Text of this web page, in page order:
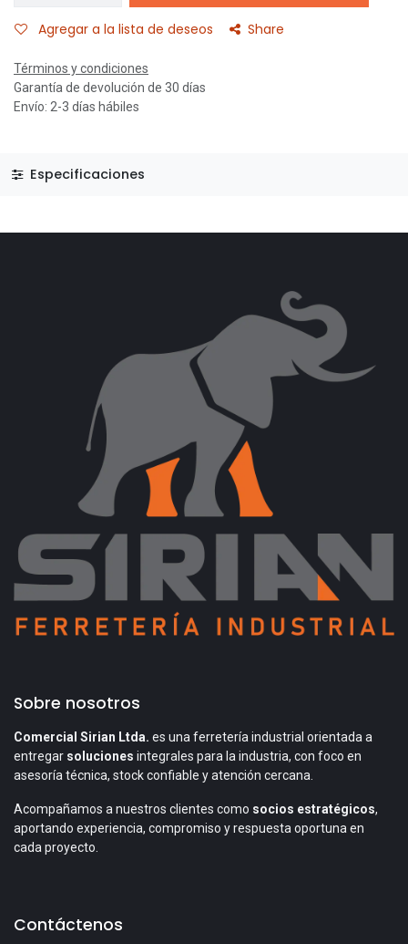
Agregar a la lista de deseos Share
Términos y condiciones
Garantía de devolución de 30 días
Envío: 2-3 días hábiles
Especificaciones
Sobre nosotros
Comercial Sirian Ltda. es una ferretería industrial orientada a
entregar soluciones integrales para la industria, con foco en
asesoría técnica, stock confiable y atención cercana.
Acompañamos a nuestros clientes como socios estratégicos,
aportando experiencia, compromiso y respuesta oportuna en
cada proyecto.
Contáctenos